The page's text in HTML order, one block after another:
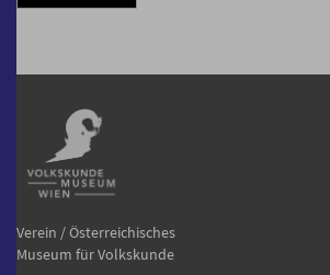
Verein / Österreichisches
Museum für Volkskunde